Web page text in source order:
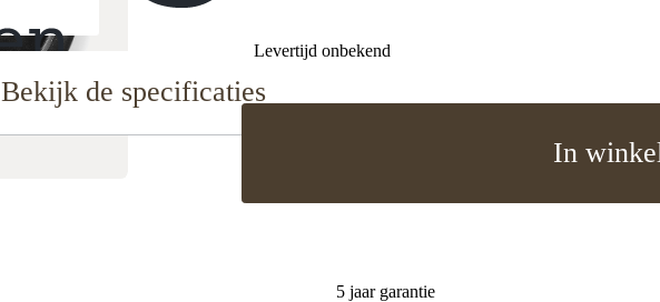
Bekijk de specificaties
Levertijd onbekend
In
5 jaar garantie